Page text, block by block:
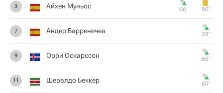
3 Айхен Муньос 66‎’‎ 90‎’‎
7 Андер Барренечеа 28‎’‎
9 Орри Оскарссон 66‎’‎
11 Шералдо Беккер 60‎’‎